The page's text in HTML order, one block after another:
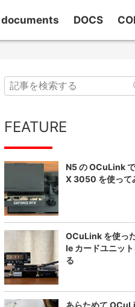
documents
masOS
Home Assistant
DOCS
FEATURE
N5 の OCuLink
X 3050 を使って
OCuLink を使っ
Ie カードユニッ
る
あらためて